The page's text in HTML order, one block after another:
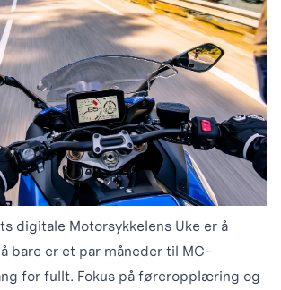
digitale Motorsykkelens Uke er å
bare er et par måneder til MC-
for fullt. Fokus på føreropplæring og